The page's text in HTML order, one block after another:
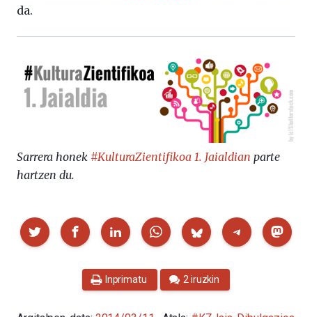
da.
Sarrera honek #KulturaZientifikoa 1. Jaialdian parte
hartzen du.
Partekatu
Inprimatu 2 iruzkin